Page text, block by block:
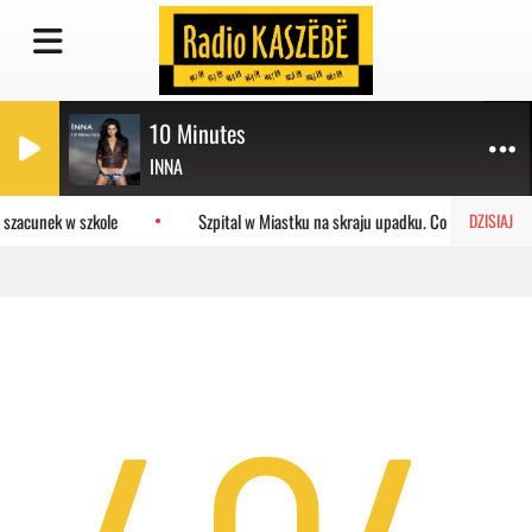
10 Minutes
INNA
DZISIAJ
w szkole Szpital w Miastku na skraju upadku. Co czeka